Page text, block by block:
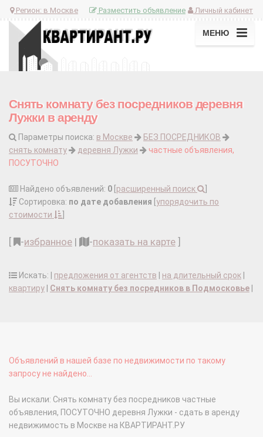
Регион: в Москве Личный кабинет
Разместить объявление
МЕНЮ
Снять комнату без посредников деревня
Лужки в аренду
Параметры поиска: в Москве
БЕЗ ПОСРЕДНИКОВ
снять комнату
деревня Лужки
частные объявления,
ПОСУТОЧНО
Найдено объявлений: 0 расширенный поиск
Сортировка: по дате добавления упорядочить по
стоимости
-избранное | -показать на карте
Искать: | предложения от агентств на длительный срок
квартиру
Снять комнату без посредников в Подмосковье
Объявлений в нашей базе по недвижимости по такому
запросу не найдено...
Вы искали: Снять комнату без посредников частные
объявления, ПОСУТОЧНО деревня Лужки - сдать в аренду
недвижимость в Москве на КВАРТИРАНТ.РУ